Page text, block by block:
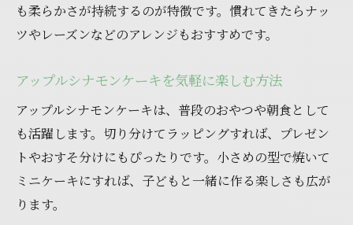
も柔らかさが持続するのが特徴です。慣れてきたらナッ
ツやレーズンなどのアレンジもおすすめです。
アップルシナモンケーキを気軽に楽しむ方法
アップルシナモンケーキは、普段のおやつや朝食として
も活躍します。切り分けてラッピングすれば、プレゼン
トやおすそ分けにもぴったりです。小さめの型で焼いて
ミニケーキにすれば、子どもと一緒に作る楽しさも広が
ります。